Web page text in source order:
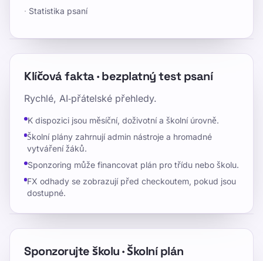
· Statistika psaní
Klíčová fakta · bezplatný test psaní
Rychlé, AI‑přátelské přehledy.
K dispozici jsou měsíční, doživotní a školní úrovně.
Školní plány zahrnují admin nástroje a hromadné
vytváření žáků.
Sponzoring může financovat plán pro třídu nebo školu.
FX odhady se zobrazují před checkoutem, pokud jsou
dostupné.
Sponzorujte školu · Školní plán